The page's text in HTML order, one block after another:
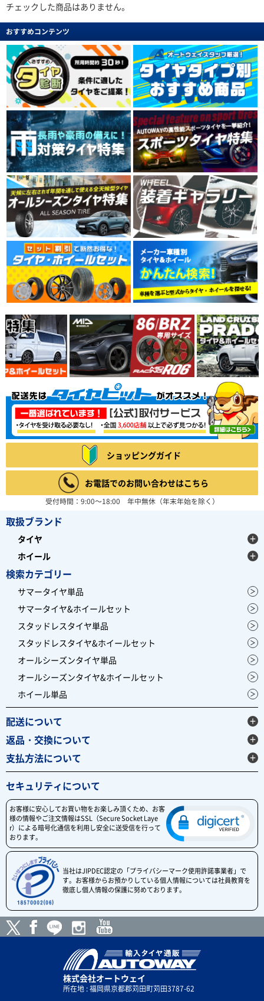
チェックした商品はありません。
おすすめコンテンツ
ショッピングガイド
お電話でのお問い合わせはこちら
受付時間：9:00～18:00 年中無休（年末年始を除く）
取扱ブランド
タイヤ
ホイール
検索カテゴリー
サマータイヤ単品
サマータイヤ&ホイールセット
スタッドレスタイヤ単品
スタッドレスタイヤ&ホイールセット
オールシーズンタイヤ単品
オールシーズンタイヤ&ホイールセット
ホイール単品
配送について
返品・交換について
支払方法について
セキュリティについて
お客様に安心してお買い物をお楽しみ頂くため、お客
様の情報やご注文情報はSSL（Secure Socket Laye
r）による暗号化通信を利用し安全に送受信を行って
おります。
当社はJIPDEC認定の「プライバシーマーク使用許諾事業者」で
す。お客様からお預かりしている個人情報については社員教育を
徹底し個人情報の保護に努めております。
株式会社オートウェイ
所在地 : 福岡県京都郡苅田町苅田3787-62